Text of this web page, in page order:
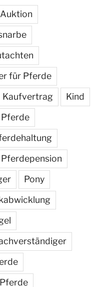
Auktion
für Pferde
Kaufvertrag
Kind
Pferde
Pferdepension
Pony